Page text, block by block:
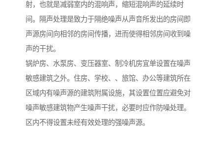
射，也就是减弱室内的混响声，缩短混响声的延续时
间。隔声处理是致力于隔绝噪声从声音所发出的房间即
声源房间向相邻的房间传播，进而使得相邻房间收到噪
声的干扰。
锅炉房、水泵房、变压器室、制冷机房宜单设置在噪声
敏感建筑之外。住房、学校、、旅馆、办公等建筑所在
区域内有噪声源的建筑附属设施，其设置位置应避免对
噪声敏感建筑物产生噪声干扰，必要时应作防噪处理。
区内不得设置未经有效处理的强噪声源。